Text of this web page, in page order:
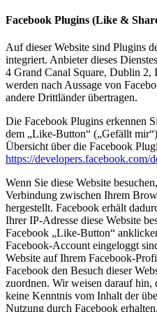
Facebook Plugins (Like &
Auf dieser Website sind Plugins
integriert. Anbieter dieses
4 Grand Canal Square, Dublin 2,
werden nach Aussage von
andere Drittländer übertragen.
Die Facebook Plugins erkennen
dem „Like-Button“ („Gefällt
Übersicht über die Facebook
https://developers.facebook.com/
Wenn Sie diese Website
Verbindung zwischen Ihrem
hergestellt. Facebook erhält
Ihrer IP-Adresse diese Website
Facebook „Like-Button“
Facebook-Account eingeloggt
Website auf Ihrem Facebook-
Facebook den Besuch dieser
zuordnen. Wir weisen darauf hin,
keine Kenntnis vom Inhalt der
Nutzung durch Facebook